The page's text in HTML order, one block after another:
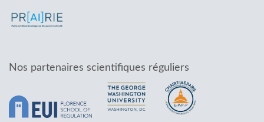
Nos partenaires scientifiques réguliers